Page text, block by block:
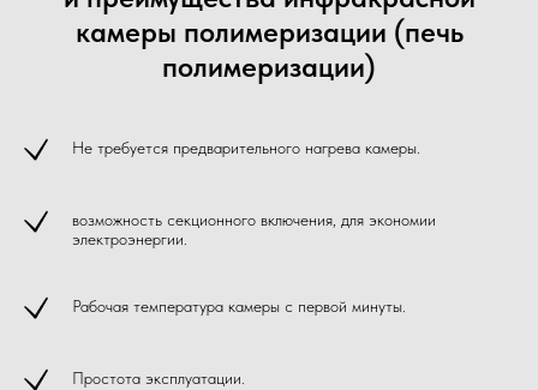
камеры полимеризации (печь
полимеризации)
Не требуется предварительного нагрева камеры.
возможность секционного включения, для экономии
электроэнергии.
Рабочая температура камеры с первой минуты.
Простота эксплуатации.